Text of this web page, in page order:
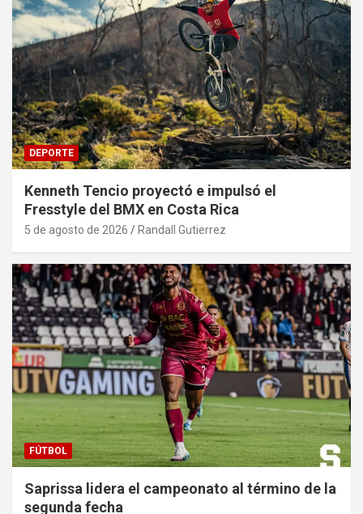
DEPORTE
Kenneth Tencio proyectó e impulsó el
Fresstyle del BMX en Costa Rica
5 de agosto de 2026 Randall Gutierrez
FÚTBOL
Saprissa lidera el campeonato al término de la
segunda fecha